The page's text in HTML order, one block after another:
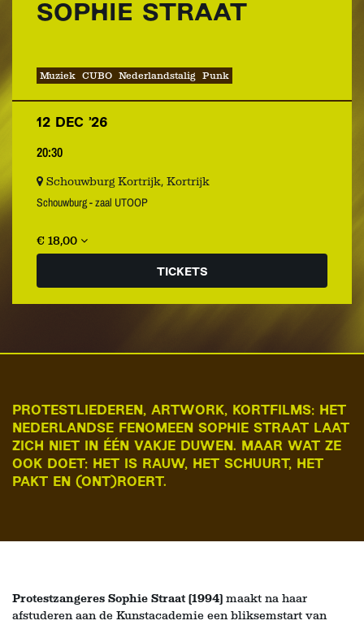
SOPHIE STRAAT
Muziek CUBO Nederlandstalig Punk
12 DEC ’26
20:30
Schouwburg Kortrijk, Kortrijk
Schouwburg - zaal UTOOP
€ 18,00
TICKETS
PROTESTLIEDEREN, ARTWORK, KORTFILMS: HET
NEDERLANDSE FENOMEEN SOPHIE STRAAT LAAT
ZICH NIET IN ÉÉN VAKJE DUWEN. MAAR WAT ZE
OOK DOET: HET IS RAUW, HET SCHUURT, HET
PAKT EN (ONT)ROERT.
Protestzangeres Sophie Straat (1994) maakt na haar
afstuderen aan de Kunstacademie een bliksemstart van